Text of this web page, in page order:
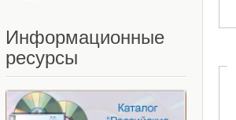
Информационные
ресурсы